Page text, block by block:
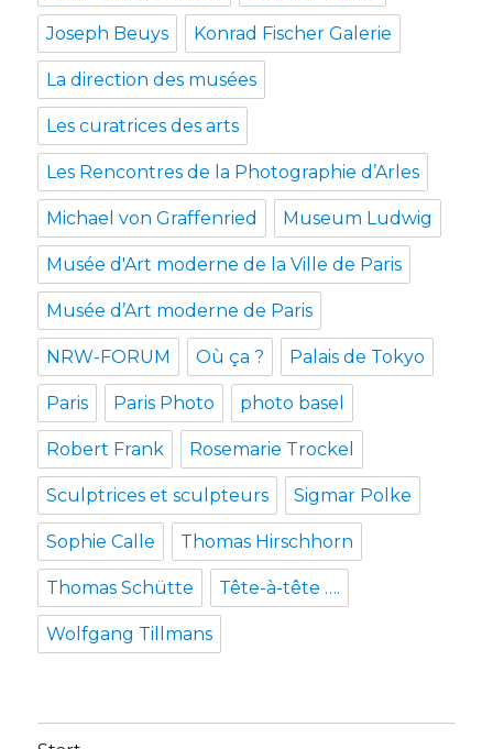
Joseph Beuys Konrad Fischer Galerie
La direction des musées
Les curatrices des arts
Les Rencontres de la Photographie d’Arles
Michael von Graffenried Museum Ludwig
Musée d'Art moderne de la Ville de Paris
Musée d’Art moderne de Paris
NRW-FORUM Où ça ? Palais de Tokyo
Paris Paris Photo photo basel
Robert Frank Rosemarie Trockel
Sculptrices et sculpteurs Sigmar Polke
Sophie Calle Thomas Hirschhorn
Thomas Schütte Tête-à-tête ….
Wolfgang Tillmans